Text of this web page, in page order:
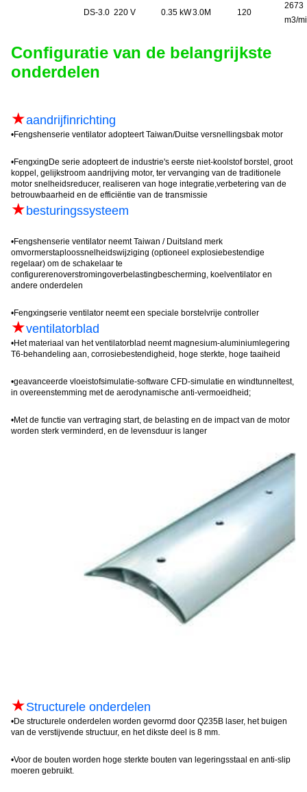
DS-3.0 220 V 0.35 kW3.0M 120
2673
m3/
Configuratie van de belangrijkste
onderdelen
★aandrijfinrichting
•Fengshenserie ventilator adopteert Taiwan/Duitse versnellingsbak motor
•Fengxing De serie adopteert de industrie's eerste niet-koolstof borstel, groot
koppel, gelijkstroom aandrijving motor, ter vervanging van de traditionele
motor snelheidsreducer, realiseren van hoge integratie,verbetering van de
betrouwbaarheid en de efficiëntie van de transmissie
★ besturingssysteem
•Fengshenserie ventilator neemt Taiwan / Duitsland merk
omvormerstaploossnelheidswijziging (optioneel explosiebestendige
regelaar) om de schakelaar te
configurerenoverstromingoverbelastingbescherming, koelventilator en
andere onderdelen
•Fengxingserie ventilator neemt een speciale borstelvrije controller
★ventilatorblad
•Het materiaal van het ventilatorblad neemt magnesium-aluminiumlegering
T6-behandeling aan, corrosiebestendigheid, hoge sterkte, hoge taaiheid
•geavanceerde vloeistofsimulatie-software CFD-simulatie en windtunneltest,
in overeenstemming met de aerodynamische anti-vermoeidheid;
•Met de functie van vertraging start, de belasting en de impact van de motor
worden sterk verminderd, en de levensduur is langer
★Structurele onderdelen
•De structurele onderdelen worden gevormd door Q235B laser, het buigen
van de verstijvende structuur, en het dikste deel is 8 mm.
•Voor de bouten worden hoge sterkte bouten van legeringsstaal en anti-slip
moeren gebruikt.